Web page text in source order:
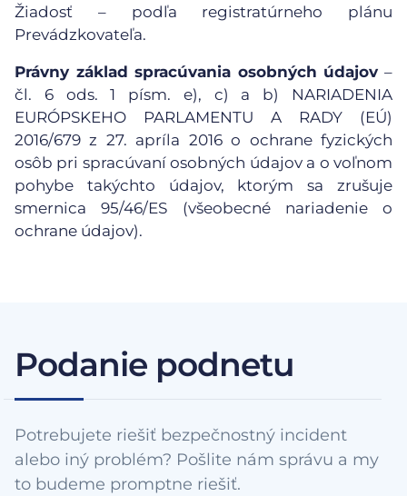
Žiadosť – podľa registratúrneho plánu
Prevádzkovateľa.
Právny základ spracúvania osobných údajov –
čl. 6 ods. 1 písm. e), c) a b) NARIADENIA
EURÓPSKEHO PARLAMENTU A RADY (EÚ)
2016/679 z 27. apríla 2016 o ochrane fyzických
osôb pri spracúvaní osobných údajov a o voľnom
pohybe takýchto údajov, ktorým sa zrušuje
smernica 95/46/ES (všeobecné nariadenie o
ochrane údajov).
Podanie podnetu
Potrebujete riešiť bezpečnostný incident
alebo iný problém? Pošlite nám správu a my
to budeme promptne riešiť.